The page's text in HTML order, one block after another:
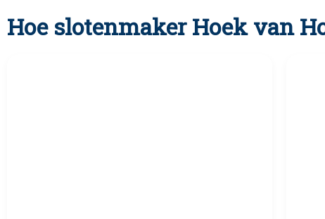
Hoe slotenmaker Hoek van